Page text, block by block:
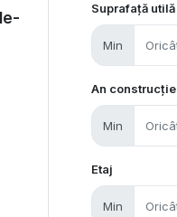
Suprafață utilă
Min
An construcție
Min
Etaj
Min